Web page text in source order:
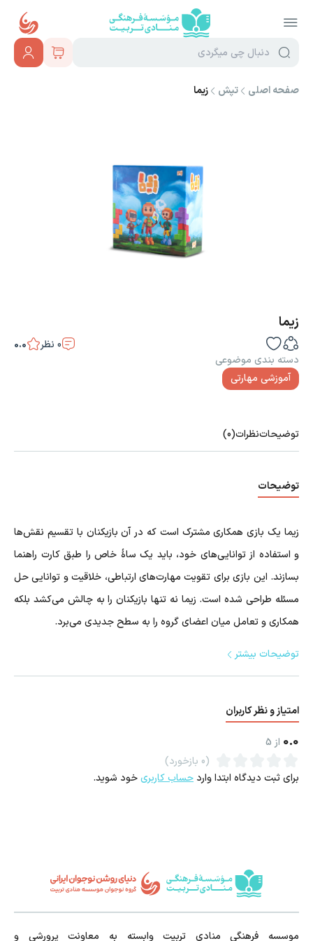
صفحه اصلی تپش زیما
زیما
0 نظر
0.0
دسته بندی موضوعی
آموزشی مهارتی
توضیحاتنظرات(0)
توضیحات
زیما یک بازی همکاری مشترک است که در آن بازیکنان با تقسیم نقش‌ها
و استفاده از توانایی‌های خود، باید یک ساۀ خاص را طبق کارت راهنما
بسازند. این بازی برای تقویت مهارت‌های ارتباطی، خلاقیت و توانایی حل
مسئله طراحی شده است. زیما نه تنها بازیکنان را به چالش می‌کشد بلکه
همکاری و تعامل میان اعضای گروه را به سطح جدیدی می‌برد.
منتقل کند. این نقش‌ها باعث می‌شوند بازیکنان مهارت‌های جدیدی
توضیحات بیشتر
امتیاز و نظر کاربران
0.0 از 5
(0 بازخورد)
برای ثبت دیدگاه ابتدا وارد حساب کاربریخود شوید.
موسسه فرهنگی منادی تربیت وابسته به معاونت پرورشی و